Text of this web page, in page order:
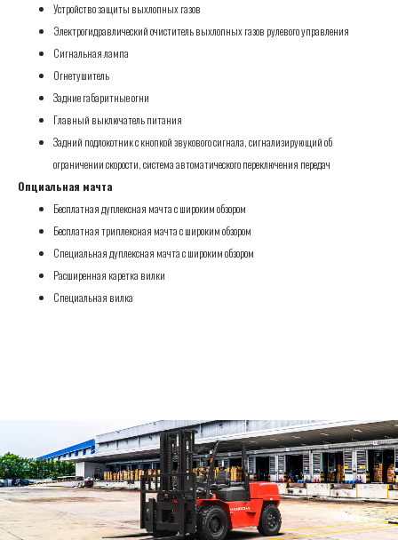
Устройство защиты выхлопных газов
Электрогидравлический очиститель выхлопных газов рулевого управления
Сигнальная лампа
Огнетушитель
Задние габаритные огни
Главный выключатель питания
Задний подлокотник с кнопкой звукового сигнала, сигнализирующий об
ограничении скорости, система автоматического переключения передач
Опциальная мачта
Бесплатная дуплексная мачта с широким обзором
Бесплатная триплексная мачта с широким обзором
Специальная дуплексная мачта с широким обзором
Расширенная каретка вилки
Специальная вилка